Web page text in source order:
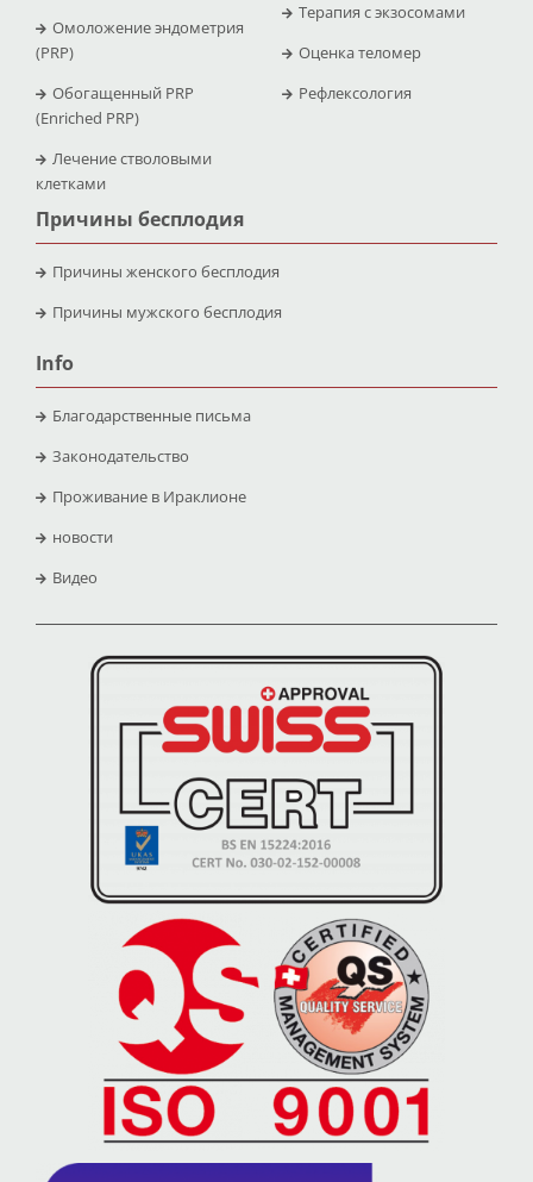
Омоложение эндометрия
(PRP)
Обогащенный PRP
(Enriched PRP)
Лечение стволовыми
клетками
Терапия с экзосомами
Оценка теломер
Рефлексология
Причины бесплодия
Причины женского бесплодия
Причины мужского бесплодия
Info
Благодарственные письма
Законодательство
Проживание в Ираклионе
новости
Видео